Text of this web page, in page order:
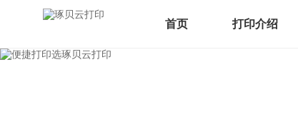
首页 打印介绍